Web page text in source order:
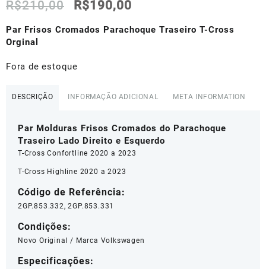
R$210,00
O
original
R$190,00
atual
Par Frisos Cromados Parachoque Traseiro T-Cross
Orginal
Fora de estoque
DESCRIÇÃO INFORMAÇÃO ADICIONAL META INFORMATION
Par Molduras Frisos Cromados do Parachoque
Traseiro Lado Direito e Esquerdo
T-Cross Confortline 2020 a 2023
T-Cross Highline 2020 a 2023
Código de Referência:
2GP.853.332, 2GP.853.331
Condições:
Novo Original / Marca Volkswagen
Especificações: